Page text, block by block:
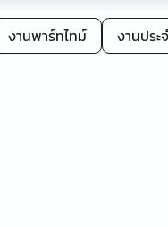
งานพาร์ทไทม์ งานประ